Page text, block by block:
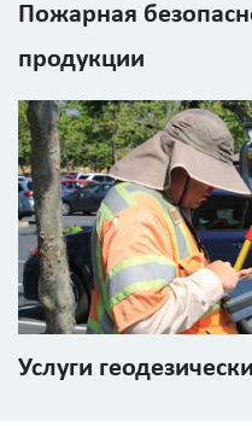
Пожарная
продукции
Услуги